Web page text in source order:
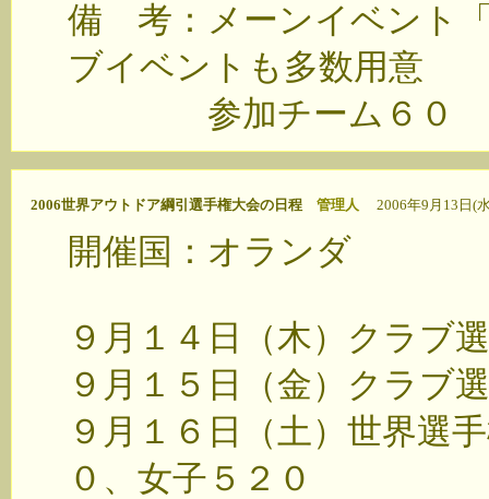
備 考：メーンイベント
ブイベントも多数用意
参加チーム６０
2006世界アウトドア綱引選手権大会の日程 管理人 2006年9月13日(
開催国：オランダ
９月１４日（木）クラブ
９月１５日（金）クラブ
９月１６日（土）世界
０、女子５２０